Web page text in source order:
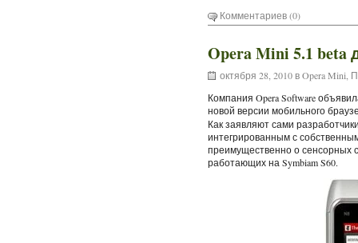
Комментариев (0)
Opera Mini 5.1
октября 28, 2010 вOpera Mini
Компания Opera Software
новой версии мобильного
Как заявляют сами
интегрированным с
преимущественно о сенсорных
работающих на Symbiam S60.